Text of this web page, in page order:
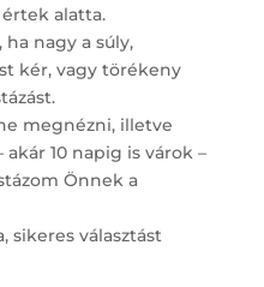
alatta.
nagy a súly,
kér, vagy törékeny
megnézni, illetve
10 napig is várok –
Önnek a
sikeres választást